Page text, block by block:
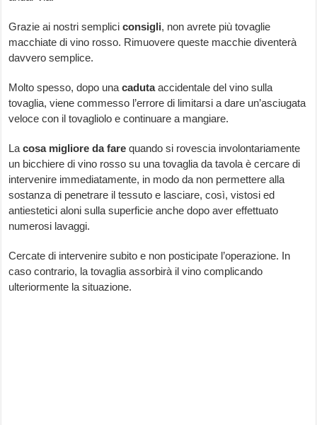
Grazie ai nostri sempliciconsigli, non avrete più tovaglie
macchiate di vino rosso. Rimuovere queste macchie diventerà
davvero semplice.
Molto spesso, dopo unacadutaaccidentale del vino sulla
tovaglia, viene commesso l’errore di limitarsi a dare un’asciugata
veloce con il tovagliolo e continuare a mangiare.
Lacosa migliore da fare quando si rovescia involontariamente
un bicchiere di vino rosso su una tovaglia da tavola è cercare di
intervenire immediatamente, in modo da non permettere alla
sostanza di penetrare il tessuto e lasciare, così, vistosi ed
antiestetici aloni sulla superficie anche dopo aver effettuato
numerosi lavaggi.
Cercate di intervenire subito e non posticipate l’operazione. In
caso contrario, la tovaglia assorbirà il vino complicando
ulteriormente la situazione.